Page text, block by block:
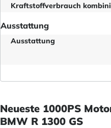
Kraftstoffverbrauch
Ausstattung
Ausstattung
Neueste 1000PS
BMW R 1300 GS